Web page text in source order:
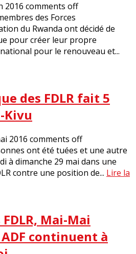
2016 comments off
des Forces
du Rwanda ont décidé de
pour créer leur propre
pour le renouveau et...
des FDLR fait 5
Kivu
2016 comments off
ont été tuées et une autre
à dimanche 29 mai dans une
contre une position de... Lire la
Mai-Mai
continuent à